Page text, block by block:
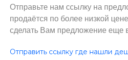
Отправьте нам ссылку на
продаётся по более низкой
сделать Вам предложение еще
Отправить ссылку где нашли